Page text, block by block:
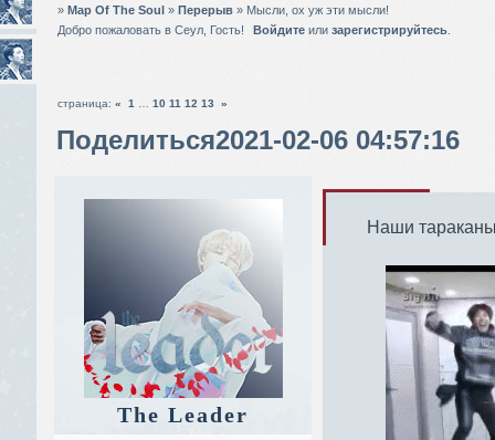
Добро пожаловать в Сеул, Гость! Войдите или зарегистрируйтесь
» Map Of The Soul » Перерыв » Мысли, ох уж эти мысли!
страница: « 1 10 11 12 13 »
Поделиться2021-02-06 04:57:16
The Leader
Наши